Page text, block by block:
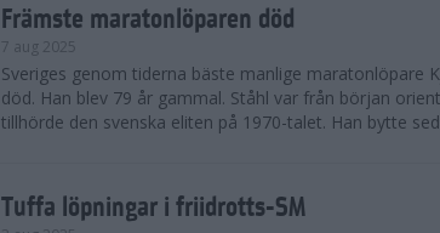
Främste maratonlöparen död
7 aug 2025
Sveriges genom tiderna bäste manlige maratonlöpare
död. Han blev 79 år gammal. Ståhl var från början
tillhörde den svenska eliten på 1970-talet. Han bytte
Tuffa löpningar i friidrotts-SM